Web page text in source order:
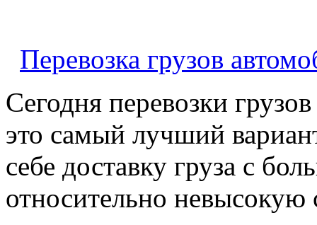
Перевозка грузов
Сегодня перевозки
это самый лучший
себе доставку груза с
относительно невысокую